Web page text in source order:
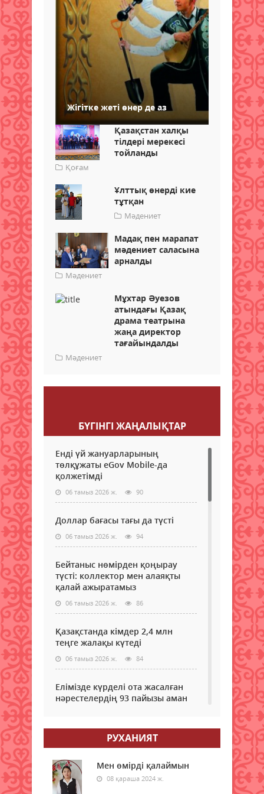
Жігітке жеті өнер де аз
Қазақстан халқы
тілдері мерекесі
тойланды
Қоғам
Ұлттық өнерді кие
тұтқан
Мәдениет
Мадақ пен марапат
мәдениет саласына
арналды
Мәдениет
Мұхтар Әуезов
атындағы Қазақ
драма театрына
жаңа директор
тағайындалды
Мәдениет
БҮГІНГI ЖАҢАЛЫҚТАР
Енді үй жануарларының
төлқұжаты eGov Mobile-да
қолжетімді
06 тамыз 2026 ж. 90
Доллар бағасы тағы да түсті
06 тамыз 2026 ж. 94
Бейтаныс нөмірден қоңырау
түсті: коллектор мен алаяқты
қалай ажыратамыз
06 тамыз 2026 ж. 86
Қазақстанда кімдер 2,4 млн
теңге жалақы күтеді
06 тамыз 2026 ж. 84
Елімізде күрделі ота жасалған
нәрестелердің 93 пайызы аман
ЖОО-ға қабылдауда ескеріледі
06 тамыз 2026 ж. 83
РУХАНИЯТ
Мен өмірді қалаймын
08 қараша 2024 ж.